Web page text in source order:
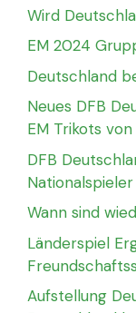
Wird
EM 2024
Deutschland
Neues DFB
EM Trikots
DFB
Nationalspieler
Wann sind
Länderspiel
Aufstellung